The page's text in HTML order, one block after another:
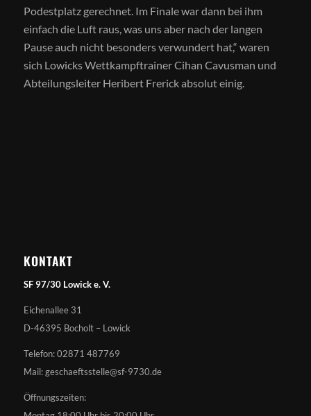
Podestplatz gerechnet. Im Finale war dann bei ihm
einfach die Luft raus, was uns aber nach der langen
Pause auch nicht besonders verwundert hat,“ waren
sich Lowicks Wettkampftrainer Cihan Cavusman und
Abteilungsleiter Heribert Frerick absolut einig.
KONTAKT
SF 97/30 Lowick e. V.
Eichenallee 31
D-46395 Bocholt – Lowick
Telefon: 02871 487769
Mail: geschaeftsstelle@sf-9730.de
Öffnungszeiten: